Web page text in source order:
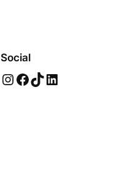
Social
InstagramFacebook TikTok LinkedIn